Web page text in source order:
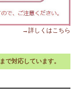
→詳しくはこちら
まで対応しています。